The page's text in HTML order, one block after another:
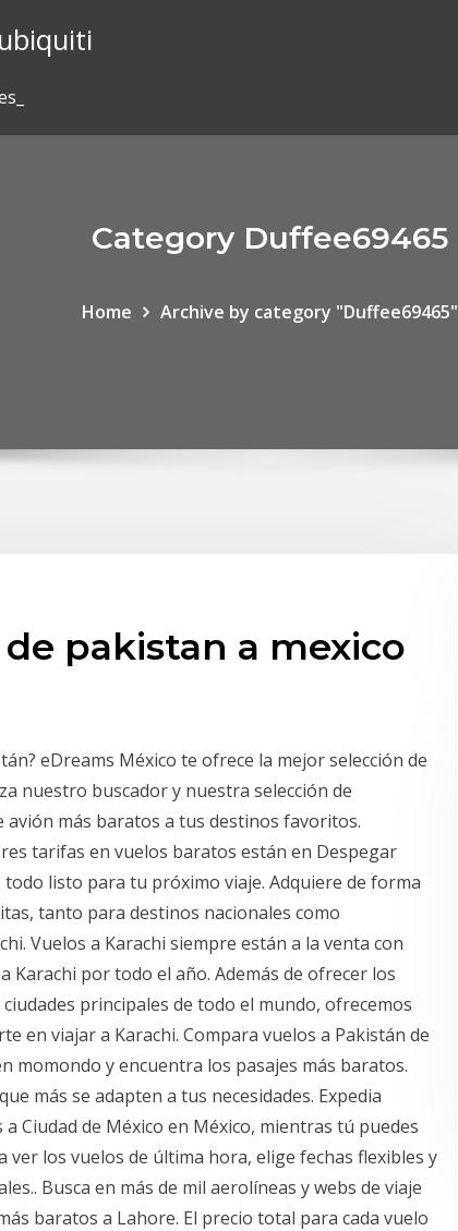
Category Duffee69465
Home Archive by category "Duffee69465"
pakistan a mexico
eDreams México te ofrece la mejor selección de
nuestro buscador y nuestra selección de
más baratos a tus destinos favoritos.
tarifas en vuelos baratos están en Despegar
listo para tu próximo viaje. Adquiere de forma
tanto para destinos nacionales como
Vuelos a Karachi siempre están a la venta con
Karachi por todo el año. Además de ofrecer los
principales de todo el mundo, ofrecemos
en viajar a Karachi. Compara vuelos a Pakistán de
momondo y encuentra los pasajes más baratos.
más se adapten a tus necesidades. Expedia
Ciudad de México en México, mientras tú puedes
ver los vuelos de última hora, elige fechas flexibles y
Busca en más de mil aerolíneas y webs de viaje
baratos a Lahore. El precio total para cada vuelo